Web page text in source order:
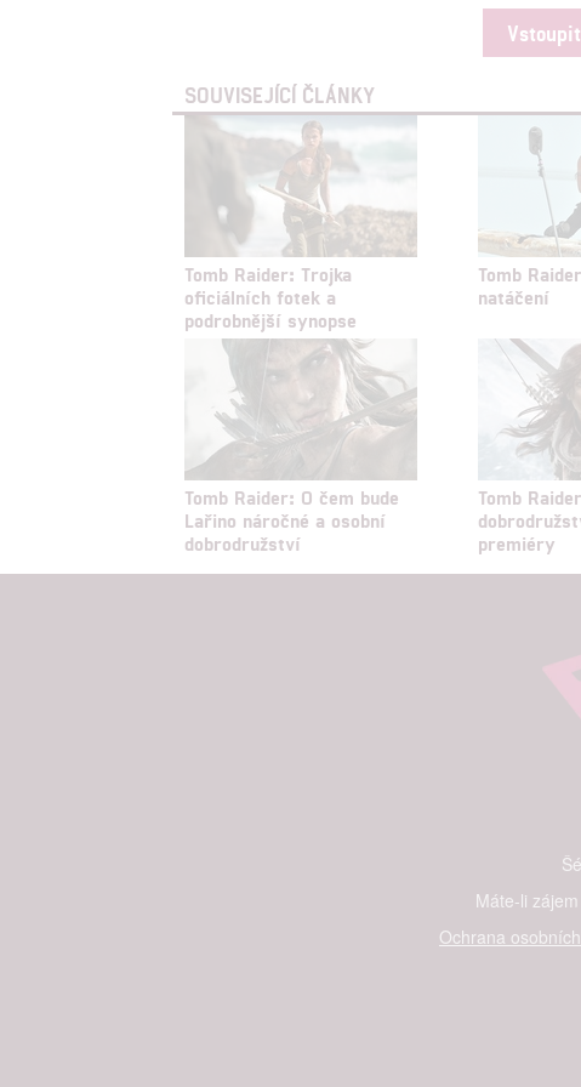
SOUVISEJÍCÍ ČLÁNKY
Tomb Raider: Trojka
oficiálních fotek a
podrobnější synopse
Tomb
natáčení
Tomb Raider: O čem bude
Lařino náročné a osobní
dobrodružství
Tomb
premiéry
Máte-li
Ochrana